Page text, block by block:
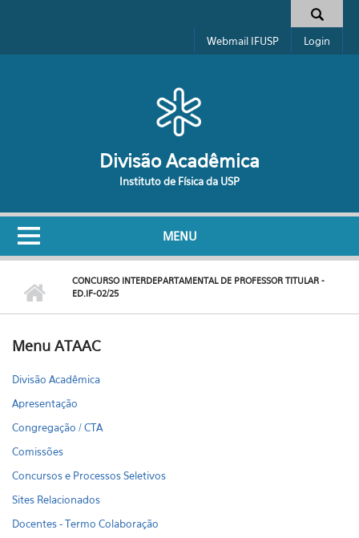
Formulário de busca
Webmail IFUSP Login
Divisão Acadêmica
Instituto de Física da USP
MENU
CONCURSO INTERDEPARTAMENTAL DE PROFESSOR TITULAR -
ED.IF-02/25
Menu ATAAC
Divisão Acadêmica
Apresentação
Congregação / CTA
Comissões
Concursos e Processos Seletivos
Sites Relacionados
Docentes - Termo Colaboração